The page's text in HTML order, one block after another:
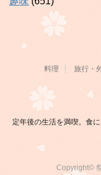
料理 旅行・
定年後の生活を満喫。食
Copyright©